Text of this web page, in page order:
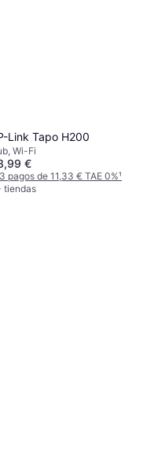
Link Tapo H200
Wi-Fi
€
pagos de 11,33 € TAE 0%¹
tiendas